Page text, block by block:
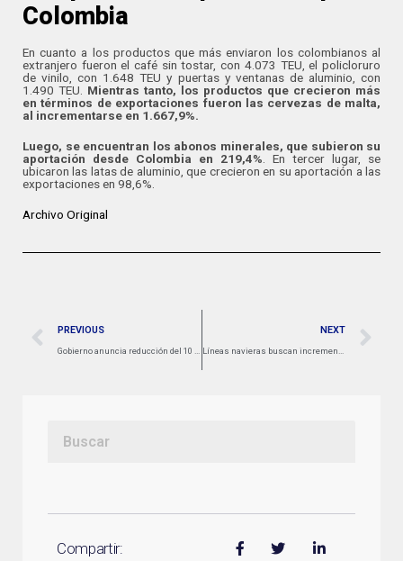
Colombia
En cuanto a los productos que más enviaron los colombianos al
extranjero fueron el café sin tostar, con 4.073 TEU, el policloruro
de vinilo, con 1.648 TEU y puertas y ventanas de aluminio, con
1.490 TEU. Mientras tanto, los productos que crecieron más
en términos de exportaciones fueron las cervezas de malta,
al incrementarse en 1.667,9%.
Luego, se encuentran los abonos minerales, que subieron su
aportación desde Colombia en 219,4%. En tercer lugar, se
ubicaron las latas de aluminio, que crecieron en su aportación a las
exportaciones en 98,6%.
Archivo Original
PREVIOUS
Gobierno anuncia reducción del 10 % en peajes entre Córdoba y Sucre
NEXT
Líneas navieras buscan incrementar sus tarifas, pese a la incertidumbre del comercio internacional
Compartir: